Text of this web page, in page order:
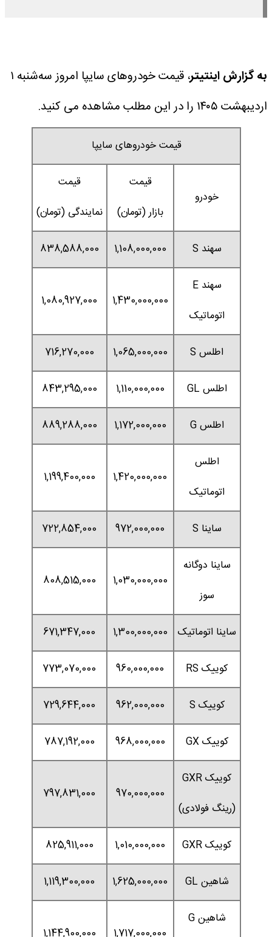
به گزارش اینتیتر
، قیمت خودرو‌های سایپا امروز سه‌شنبه ۱
اردیبهشت ۱۴۰۵ را در این مطلب مشاهده می کنید.
قیمت خودروهای سایپا
خودرو
قیمت
بازار (تومان)
قیمت
نمایندگی (تومان)
سهند S 1,108,000,000
838,588,000
سهند E
اتوماتیک
1,430,000,000
1,080,927,000
اطلس S 1,065,000,000
716,270,000
اطلس GL 1,110,000,000
843,295,000
اطلس G 1,172,000,000
889,288,000
اطلس
اتوماتیک
1,420,000,000
1,199,400,000
ساینا S 972,000,000
722,854,000
ساینا دوگانه
سوز
1,030,000,000
808,515,000
ساینا اتوماتیک 1,300,000,000
671,347,000
کوییک RS 960,000,000
773,070,000
کوییک S 962,000,000
729,644,000
کوییک GX 968,000,000
787,192,000
کوییک GXR
(رینگ فولادی)
970,000,000
797,831,000
کوییک GXR 1,010,000,000
825,911,000
شاهین GL 1,625,000,000
1,119,300,000
شاهین G
1,717,000,000
1,144,900,000